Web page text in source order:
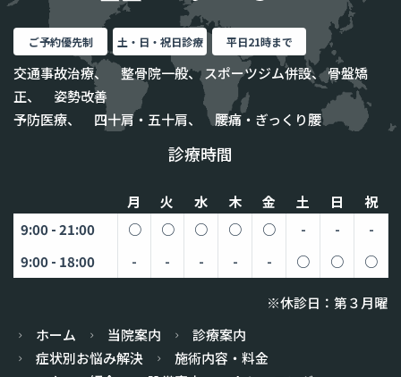
ご予約優先制 土・日・祝日診療 平日21時まで
交通事故治療、 整骨院一般、 スポーツジム併設、 骨盤矯
正、 姿勢改善
予防医療、 四十肩・五十肩、 腰痛・ぎっくり腰
診療時間
月 火 水 木 金 土 日
祝
9:00 - 21:00
○ ○ ○ ○ ○ - -
-
9:00 - 18:00
- - - - - ○ ○ ○
※休診日：第３月曜
ホーム
当院案内
診療案内
症状別お悩み解決
施術内容・料金